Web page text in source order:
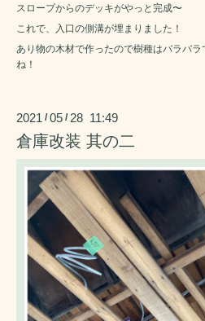
スロープからのデッキがやっと完成〜
これで、入口の側溝が埋まりました！
あり物の木材で作ったので樹種はバラバ
ね！
2021 /05 / 28 11:49
倉庫改装 其の二